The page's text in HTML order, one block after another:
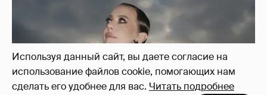
Используя данный сайт, вы даете согласие на
использование файлов cookie, помогающих нам
сделать его удобнее для вас. Читать подробнее